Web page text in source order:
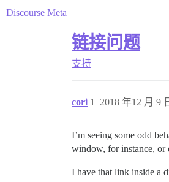
Discourse Meta
链接问题
支持
cori 2018 年12 月 9
1
I’m seeing some odd
window, for instance, or
I have that link inside a